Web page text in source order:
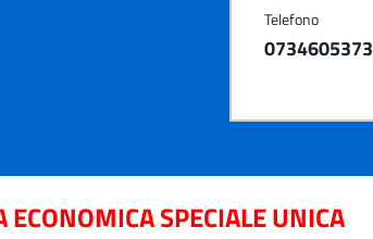
Telefono
0734605373
SPECIALE UNICA